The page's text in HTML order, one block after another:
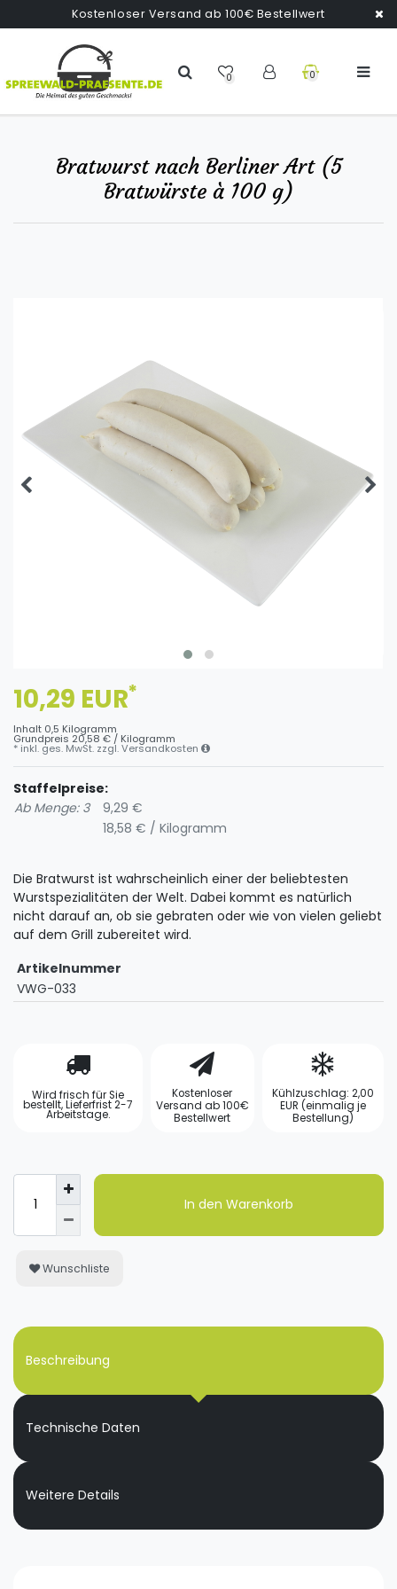
Kostenloser Versand ab 100€ Bestellwert
0 0
Bratwurst nach Berliner Art (5
Bratwürste à 100 g)
10,29 EUR*
Inhalt 0,5 Kilogramm
Grundpreis 20,58 € / Kilogramm
* inkl. ges. MwSt. zzgl.Versandkosten
Staffelpreise:
Ab Menge: 3
9,29 €
18,58 € / Kilogramm
Die Bratwurst ist wahrscheinlich einer der beliebtesten
Wurstspezialitäten der Welt. Dabei kommt es natürlich
nicht darauf an, ob sie gebraten oder wie von vielen geliebt
auf dem Grill zubereitet wird.
Artikelnummer
VWG-033
Wird frisch für Sie
bestellt, Lieferfrist 2-7
Arbeitstage.
Kostenloser
Versand ab 100€
Bestellwert
Kühlzuschlag: 2,00
EUR (einmalig je
Bestellung)
In den Warenkorb
Wunschliste
Beschreibung
Technische Daten
Weitere Details